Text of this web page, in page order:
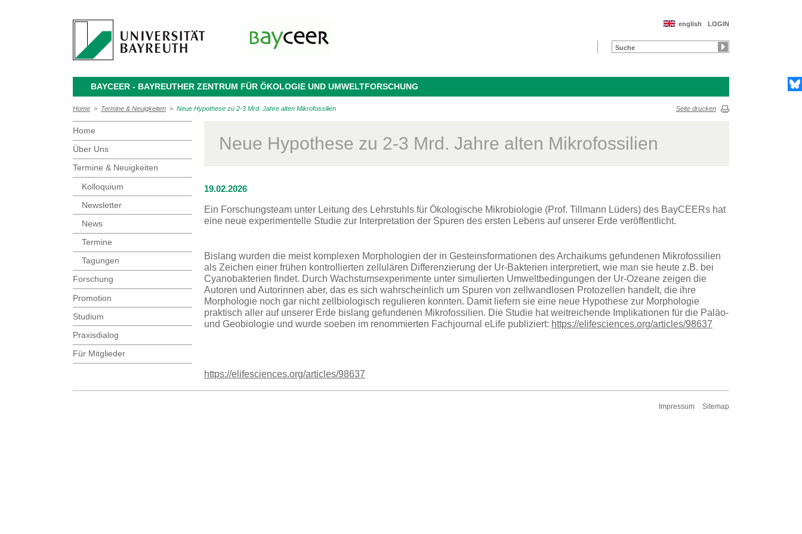
LOGIN
english
BAYCEER - BAYREUTHER ZENTRUM FÜR ÖKOLOGIE UND UMWELTFORSCHUNG
Home > Termine & Neuigkeiten > Neue Hypothese zu 2-3 Mrd. Jahre alten Mikrofossilien Seite drucken
Home
Über Uns
Termine & Neuigkeiten
Kolloquium
Newsletter
News
Termine
Tagungen
Forschung
Promotion
Studium
Praxisdialog
Für Mitglieder
Neue Hypothese zu 2-3 Mrd. Jahre alten Mikrofossilien
19.02.2026
Ein Forschungsteam unter Leitung des Lehrstuhls für Ökologische Mikrobiologie (Prof. Tillmann Lüders) des BayCEERs hat
eine neue experimentelle Studie zur Interpretation der Spuren des ersten Lebens auf unserer Erde veröffentlicht.
Bislang wurden die meist komplexen Morphologien der in Gesteinsformationen des Archaikums gefundenen Mikrofossilien
als Zeichen einer frühen kontrollierten zellulären Differenzierung der Ur-Bakterien interpretiert, wie man sie heute z.B. bei
Cyanobakterien findet. Durch Wachstumsexperimente unter simulierten Umweltbedingungen der Ur-Ozeane zeigen die
Autoren und Autorinnen aber, das es sich wahrscheinlich um Spuren von zellwandlosen Protozellen handelt, die ihre
Morphologie noch gar nicht zellbiologisch regulieren konnten. Damit liefern sie eine neue Hypothese zur Morphologie
praktisch aller auf unserer Erde bislang gefundenen Mikrofossilien. Die Studie hat weitreichende Implikationen für die Paläo-
und Geobiologie und wurde soeben im renommierten Fachjournal eLife publiziert: https://elifesciences.org/articles/98637
https://elifesciences.org/articles/98637
Impressum Sitemap